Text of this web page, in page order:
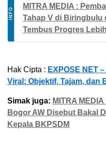
INFO
MITRA MEDIA :
Tahap V di Biringbulu
Tembus Progres
Hak Cipta : EXPOSE NET
Viral: Objektif, Tajam, dan
Simak juga: MITRA
Bogor AW Disebut Bakal
Kepala BKPSDM